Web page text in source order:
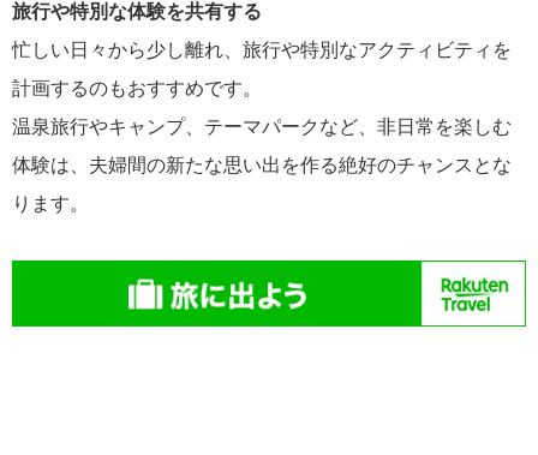
旅行や特別な体験を共有する
忙しい日々から少し離れ、旅行や特別なアクティビティを
計画するのもおすすめです。
温泉旅行やキャンプ、テーマパークなど、非日常を楽しむ
体験は、夫婦間の新たな思い出を作る絶好のチャンスとな
ります。